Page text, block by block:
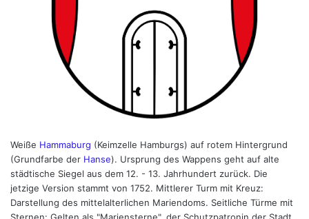
Weiße Hammaburg (Keimzelle Hamburgs) auf rotem Hintergrund
(Grundfarbe der Hanse). Ursprung des Wappens geht auf alte
städtische Siegel aus dem 12. - 13. Jahrhundert zurück. Die
jetzige Version stammt von 1752. Mittlerer Turm mit Kreuz:
Darstellung des mittelalterlichen Mariendoms. Seitliche Türme mit